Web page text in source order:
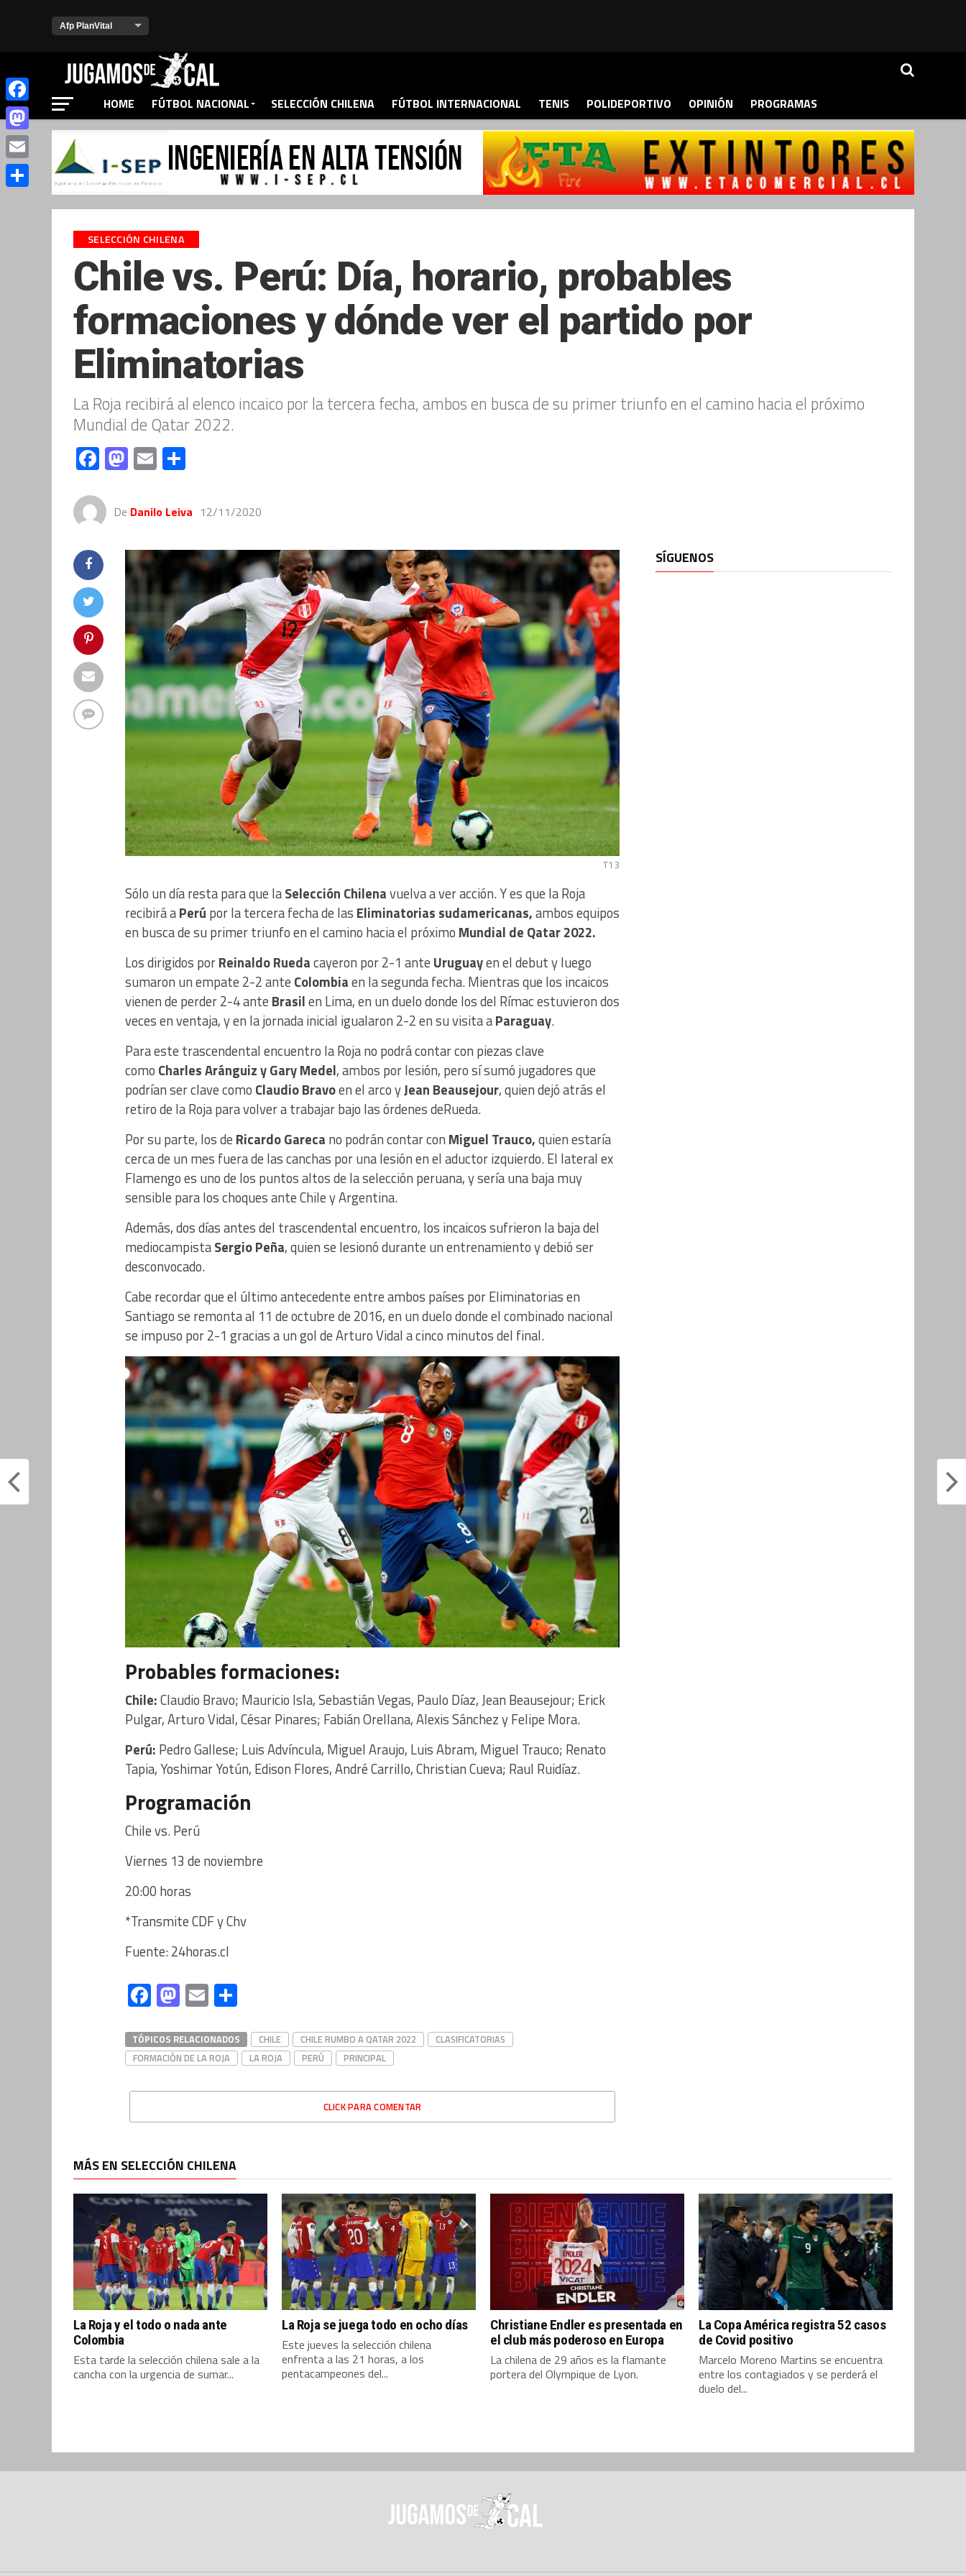
HOME FÚTBOL NACIONAL SELECCIÓN CHILENA FÚTBOL INTERNACIONAL TENIS POLIDEPORTIVO OPINIÓN PROGRAMAS
SELECCIÓN CHILENA
Chile vs. Perú: Día, horario, probables
formaciones y dónde ver el partido por
Eliminatorias
La Roja recibirá al elenco incaico por la tercera fecha, ambos en busca de su primer triunfo en el camino hacia el próximo
Mundial de Qatar 2022.
Facebook
Mastodon
Email
De Danilo Leiva 12/11/2020
T13
Sólo un día resta para que laSelección Chilenavuelva a ver acción. Y es que la Roja
recibirá aPerú por la tercera fecha de las Eliminatorias sudamericanas,ambos equipos
en busca de su primer triunfo en el camino hacia el próximo Mundial de Qatar 2022.
Los dirigidos porReinaldo Ruedacayeron por 2-1 ante Uruguayen el debut y luego
sumaron un empate 2-2 ante Colombiaen la segunda fecha. Mientras que los incaicos
vienen de perder 2-4 ante Brasilen Lima, en un duelo donde los del Rímac estuvieron dos
veces en ventaja, y en la jornada inicial igualaron 2-2 en su visita aParaguay.
Para este trascendental encuentro la Roja no podrá contar con piezas clave
como Charles Aránguiz y Gary Medel, ambos por lesión, pero sí sumó jugadores que
podrían ser clave como Claudio Bravoen el arco yJean Beausejour, quien dejó atrás el
retiro de la Roja para volver a trabajar bajo las órdenes deRueda.
Por su parte, los de Ricardo Gareca no podrán contar con Miguel Trauco,quien estaría
cerca de un mes fuera de las canchas por una lesión en el aductor izquierdo. El lateral ex
Flamengo es uno de los puntos altos de la selección peruana, y sería una baja muy
sensible para los choques ante Chile y Argentina.
Además, dos días antes del trascendental encuentro, los incaicos sufrieron la baja del
mediocampistaSergio Peña, quien se lesionó durante un entrenamiento y debió ser
desconvocado.
Cabe recordar que el último antecedente entre ambos países por Eliminatorias en
Santiago se remonta al 11 de octubre de 2016, en un duelo donde el combinado nacional
se impuso por 2-1 gracias a un gol de Arturo Vidal a cinco minutos del final.
Probables formaciones:
Chile:Claudio Bravo; Mauricio Isla, Sebastián Vegas, Paulo Díaz, Jean Beausejour; Erick
Pulgar, Arturo Vidal, César Pinares; Fabián Orellana, Alexis Sánchez y Felipe Mora.
Perú: Pedro Gallese; Luis Advíncula, Miguel Araujo, Luis Abram, Miguel Trauco; Renato
Tapia, Yoshimar Yotún, Edison Flores, André Carrillo, Christian Cueva; Raul Ruidíaz.
Programación
Chile vs. Perú
Viernes 13 de noviembre
20:00 horas
*Transmite CDF y Chv
Fuente: 24horas.cl
Facebook
Mastodon
Email
TÓPICOS RELACIONADOS CHILE CHILE RUMBO A QATAR 2022
CLASIFICATORIAS
FORMACIÓN DE LA ROJA
LA ROJA PERÚ PRINCIPAL
CLICK PARA COMENTAR
SÍGUENOS
MÁS EN SELECCIÓN CHILENA
La Roja y el todo o nada ante
Colombia
Esta tarde la selección chilena sale a la
cancha con la urgencia de sumar...
La Roja se juega todo en ocho días
Este jueves la selección chilena
enfrenta a las 21 horas, a los
pentacampeones del...
Christiane Endler es presentada en
el club más poderoso en Europa
La chilena de 29 años es la flamante
portera del Olympique de Lyon.
La Copa América registra 52 casos
de Covid positivo
Marcelo Moreno Martins se encuentra
entre los contagiados y se perderá el
duelo del...
Facebook
Mastodon
Email
Compartir